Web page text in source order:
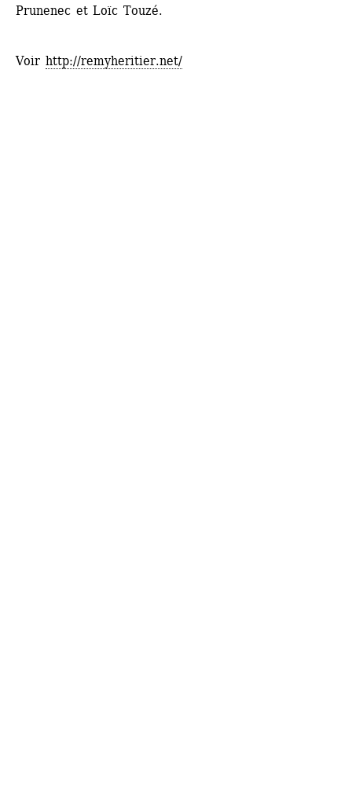
Prunenec et Loïc Touzé.
Voir http://remyheritier.net/